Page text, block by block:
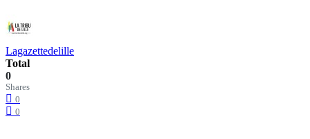
Lagazettedelille
Total
0
Shares
0
0